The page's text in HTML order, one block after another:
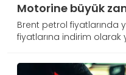
Motorine büyük
Brent petrol fiyatlarında
fiyatlarına indirim olarak